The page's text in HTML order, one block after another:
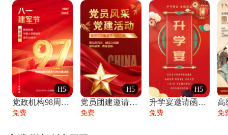
H5
党政机构98周年八一建军节庆祝晚会活动邀
免费
H5
党员团建邀请函党建活动风采党会工作汇报总
免费
H5
升学宴邀请函喜报金榜题名高端谢师宴邀请函
免费 免